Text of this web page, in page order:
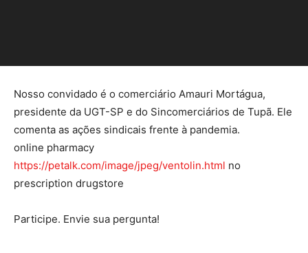
Nosso convidado é o comerciário Amauri Mortágua,
presidente da UGT-SP e do Sincomerciários de Tupã. Ele
comenta as ações sindicais frente à pandemia.
online pharmacy
https://petalk.com/image/jpeg/ventolin.html no
prescription drugstore
Participe. Envie sua pergunta!